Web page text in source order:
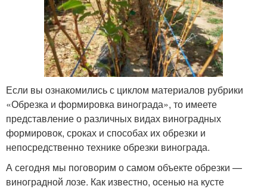
Если вы ознакомились с циклом материалов рубрики
«Обрезка и формировка винограда», то имеете
представление о различных видах виноградных
формировок, сроках и способах их обрезки и
непосредственно технике обрезки винограда.
А сегодня мы поговорим о самом объекте обрезки —
виноградной лозе. Как известно, осенью на кусте